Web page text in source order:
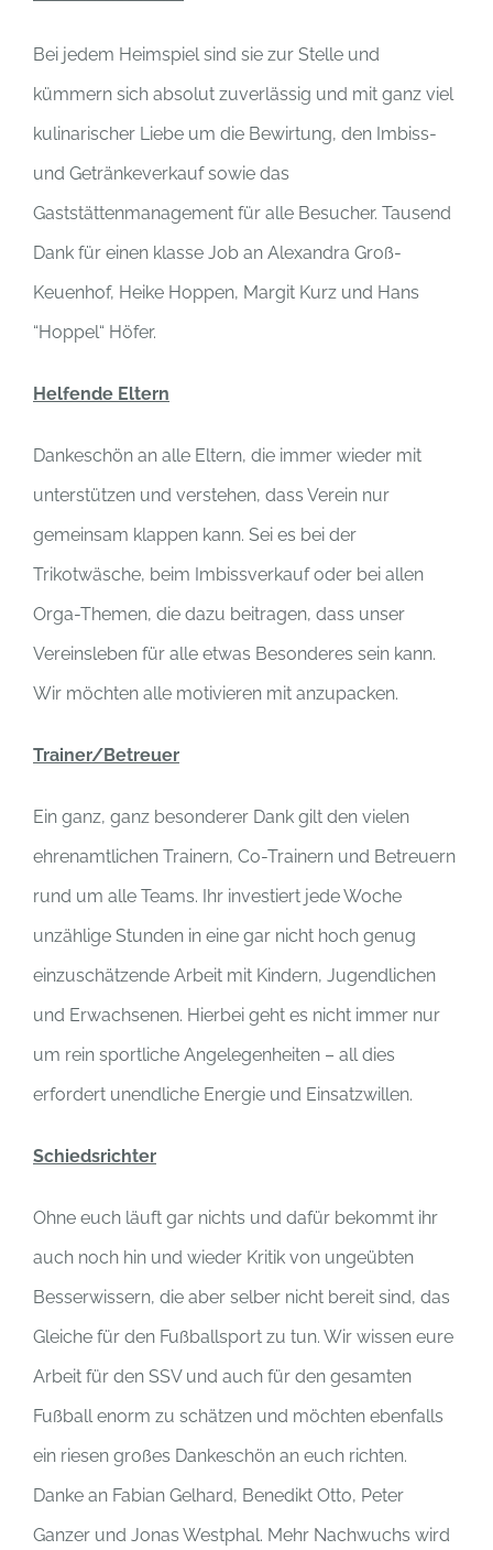
Bei jedem Heimspiel sind sie zur Stelle und
kümmern sich absolut zuverlässig und mit ganz viel
kulinarischer Liebe um die Bewirtung, den Imbiss-
und Getränkeverkauf sowie das
Gaststättenmanagement für alle Besucher. Tausend
Dank für einen klasse Job an Alexandra Groß-
Keuenhof, Heike Hoppen, Margit Kurz und Hans
“Hoppel“ Höfer.
Helfende Eltern
Dankeschön an alle Eltern, die immer wieder mit
unterstützen und verstehen, dass Verein nur
gemeinsam klappen kann. Sei es bei der
Trikotwäsche, beim Imbissverkauf oder bei allen
Orga-Themen, die dazu beitragen, dass unser
Vereinsleben für alle etwas Besonderes sein kann.
Wir möchten alle motivieren mit anzupacken.
Trainer/Betreuer
Ein ganz, ganz besonderer Dank gilt den vielen
ehrenamtlichen Trainern, Co-Trainern und Betreuern
rund um alle Teams. Ihr investiert jede Woche
unzählige Stunden in eine gar nicht hoch genug
einzuschätzende Arbeit mit Kindern, Jugendlichen
und Erwachsenen. Hierbei geht es nicht immer nur
um rein sportliche Angelegenheiten – all dies
erfordert unendliche Energie und Einsatzwillen.
Schiedsrichter
Ohne euch läuft gar nichts und dafür bekommt ihr
auch noch hin und wieder Kritik von ungeübten
Besserwissern, die aber selber nicht bereit sind, das
Gleiche für den Fußballsport zu tun. Wir wissen eure
Arbeit für den SSV und auch für den gesamten
Fußball enorm zu schätzen und möchten ebenfalls
ein riesen großes Dankeschön an euch richten.
Danke an Fabian Gelhard, Benedikt Otto, Peter
Ganzer und Jonas Westphal. Mehr Nachwuchs wird